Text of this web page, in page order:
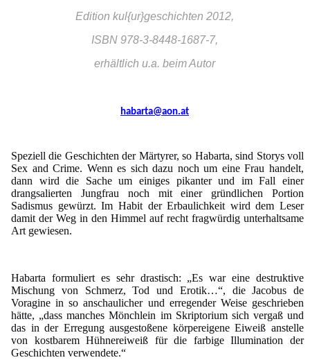
Edition kul{ur}geschichten 2012,
ISBN 978-3-8448-1687-7,
erhältlich u.a. beim Autor
habarta@aon.at
Speziell die Geschichten der Märtyrer, so Habarta, sind Storys voll
Sex and Crime. Wenn es sich dazu noch um eine Frau handelt,
dann wird die Sache um einiges pikanter und im Fall einer
drangsalierten Jungfrau noch mit einer gründlichen Portion
Sadismus gewürzt. Im Habit der Erbaulichkeit wird dem Leser
damit der Weg in den Himmel auf recht fragwürdig unterhaltsame
Art gewiesen.
Habarta formuliert es sehr drastisch: „Es war eine destruktive
Mischung von Schmerz, Tod und Erotik…“, die Jacobus de
Voragine in so anschaulicher und erregender Weise geschrieben
hätte, „dass manches Mönchlein im Skriptorium sich vergaß und
das in der Erregung ausgestoßene körpereigene Eiweiß anstelle
von kostbarem Hühnereiweiß für die farbige Illumination der
Geschichten verwendete.“